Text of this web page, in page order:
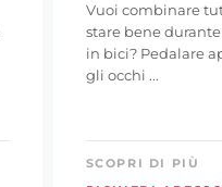
Vuoi combinare
stare bene
in bici? Pedalare
gli occhi ...
SCOPRI DI PIÙ